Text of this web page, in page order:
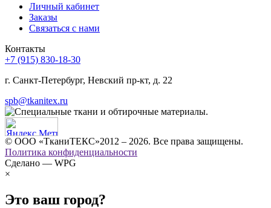
Личный кабинет
Заказы
Связаться с нами
Контакты
+7 (915) 830-18-30
г. Санкт-Петербург, Невский пр-кт, д. 22
spb@tkanitex.ru
© ООО «ТканиТЕКС»2012 – 2026. Все права защищены.
Политика конфиденциальности
Сделано — WPG
×
Это ваш город?